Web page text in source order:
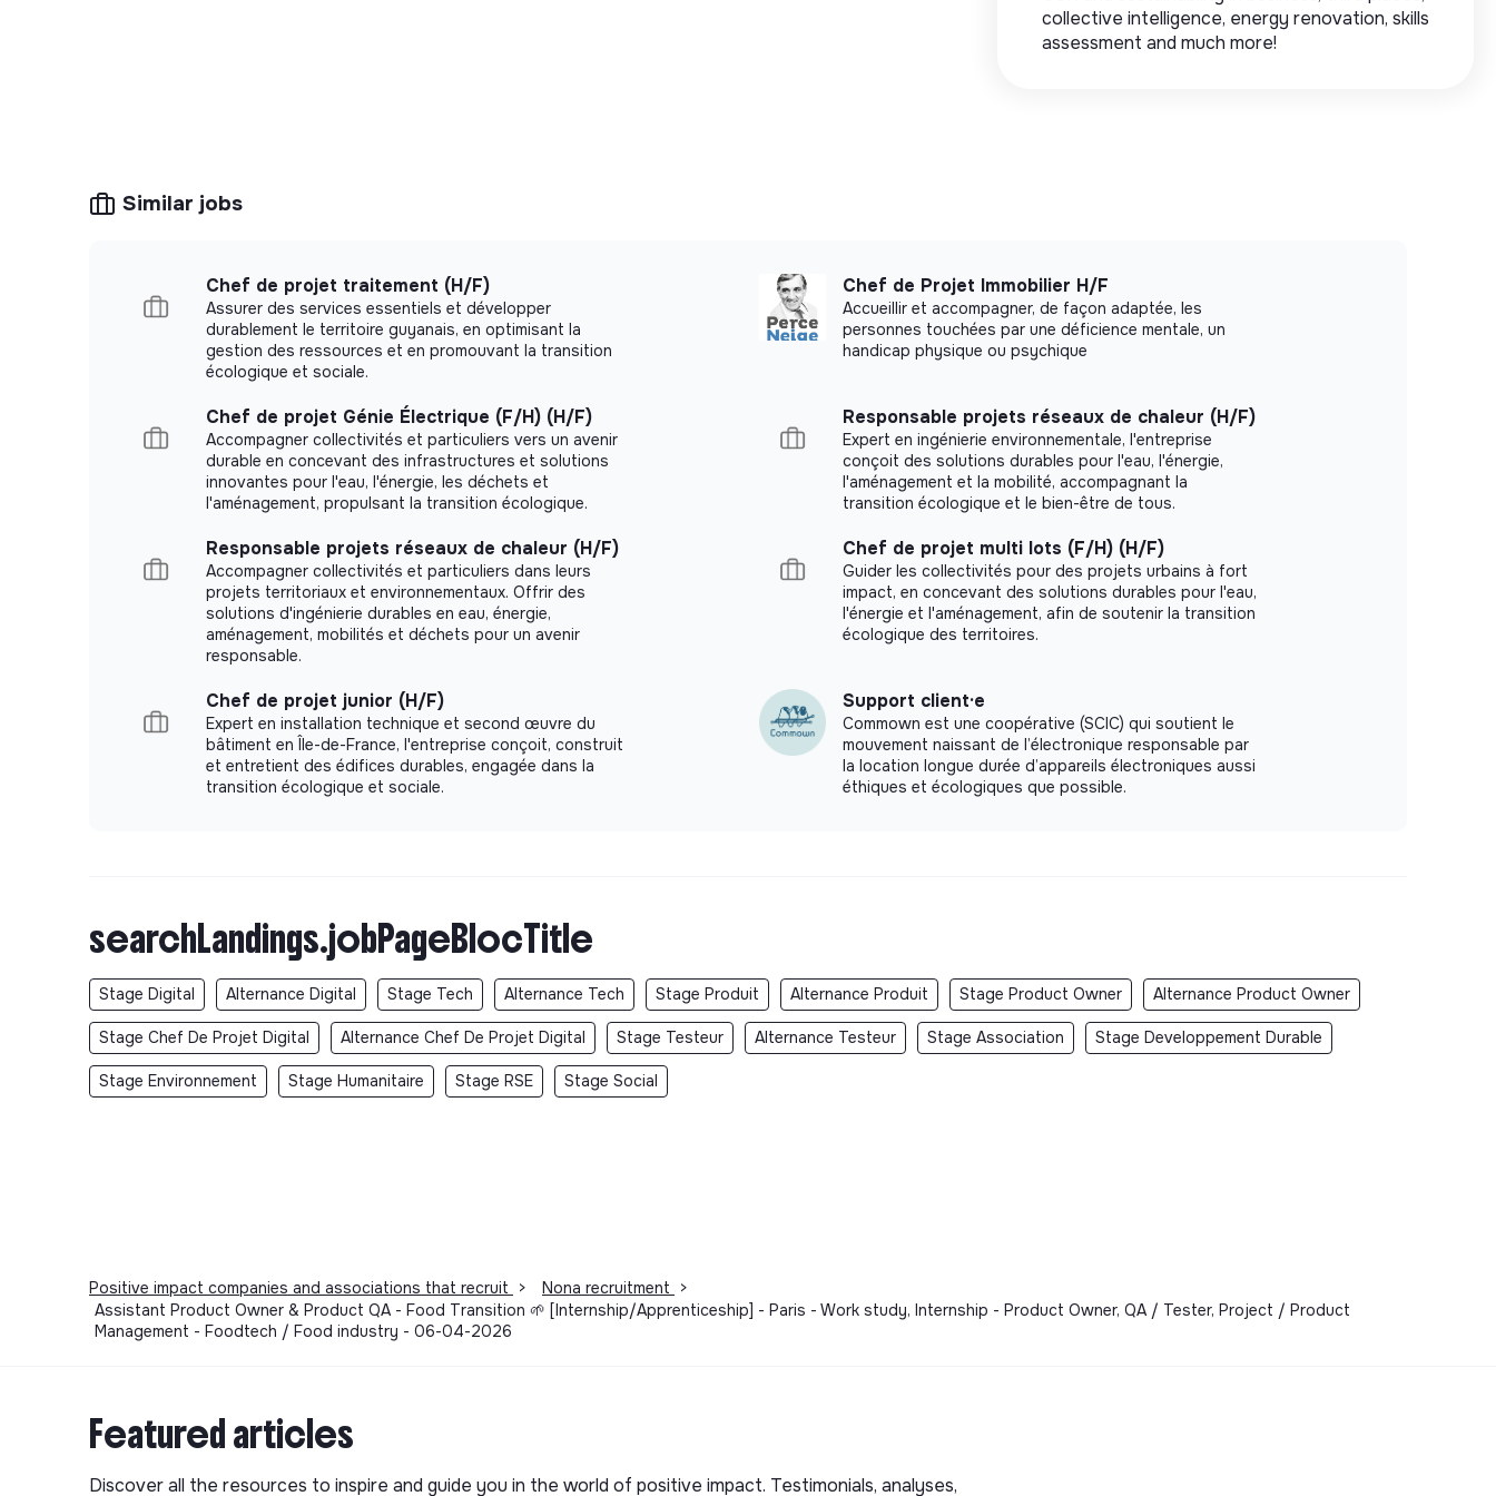
collective intelligence, energy renovation, skills
assessment and much more!
Similar jobs
Chef de projet traitement (H/F)
Assurer des services essentiels et développer
durablement le territoire guyanais, en optimisant la
gestion des ressources et en promouvant la transition
écologique et sociale.
Chef de Projet Immobilier H/F
Accueillir et accompagner, de façon adaptée, les
personnes touchées par une déficience mentale, un
handicap physique ou psychique
Chef de projet Génie Électrique (F/H) (H/F)
Accompagner collectivités et particuliers vers un avenir
durable en concevant des infrastructures et solutions
innovantes pour l'eau, l'énergie, les déchets et
l'aménagement, propulsant la transition écologique.
Responsable projets réseaux de chaleur (H/F)
Expert en ingénierie environnementale, l'entreprise
conçoit des solutions durables pour l'eau, l'énergie,
l'aménagement et la mobilité, accompagnant la
transition écologique et le bien-être de tous.
Responsable projets réseaux de chaleur (H/F)
Accompagner collectivités et particuliers dans leurs
projets territoriaux et environnementaux. Offrir des
solutions d'ingénierie durables en eau, énergie,
aménagement, mobilités et déchets pour un avenir
responsable.
Chef de projet multi lots (F/H) (H/F)
Guider les collectivités pour des projets urbains à fort
impact, en concevant des solutions durables pour l'eau,
l'énergie et l'aménagement, afin de soutenir la transition
écologique des territoires.
Chef de projet junior (H/F)
Expert en installation technique et second œuvre du
bâtiment en Île-de-France, l'entreprise conçoit, construit
et entretient des édifices durables, engagée dans la
transition écologique et sociale.
Support client·e
Commown est une coopérative (SCIC) qui soutient le
mouvement naissant de l’électronique responsable par
la location longue durée d’appareils électroniques aussi
éthiques et écologiques que possible.
searchLandings.jobPageBlocTitle
Stage Digital Alternance Digital Stage Tech Alternance Tech Stage Produit Alternance Produit Stage Product Owner Alternance Product Owner
Stage Chef De Projet Digital Alternance Chef De Projet Digital Stage Testeur Alternance Testeur Stage Association Stage Developpement Durable
Stage Environnement Stage Humanitaire Stage RSE Stage Social
Positive impact companies and associations that recruit > Nona recruitment
>
Assistant Product Owner & Product QA - Food Transition 🌱 [Internship/Apprenticeship] - Paris - Work study, Internship - Product Owner, QA / Tester, Project / Product
Management - Foodtech / Food industry - 06-04-2026
Featured articles
Discover all the resources to inspire and guide you in the world of positive impact. Testimonials, analyses,